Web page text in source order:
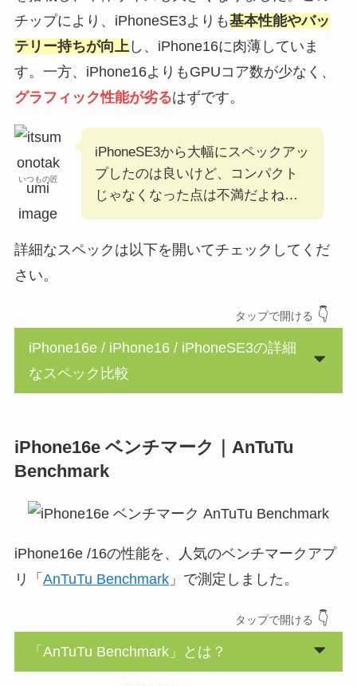
チップにより、iPhoneSE3よりも基本性能やバッ
テリー持ちが向上し、iPhone16に肉薄していま
す。一方、iPhone16よりもGPUコア数が少なく、
グラフィック性能が劣るはずです。
いつもの匠
iPhoneSE3から大幅にスペックアッ
プしたのは良いけど、コンパクト
じゃなくなった点は不満だよね…
詳細なスペックは以下を開いてチェックしてくだ
さい。
タップで開ける 👇
iPhone16e / iPhone16 / iPhoneSE3の詳細
なスペック比較
iPhone16e ベンチマーク｜AnTuTu
Benchmark
iPhone16e /16の性能を、人気のベンチマークアプ
リ「 AnTuTu Benchmark」で測定しました。
タップで開ける 👇
「AnTuTu Benchmark」とは？